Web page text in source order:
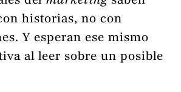
historias, no con
Y esperan ese mismo
al leer sobre un posible